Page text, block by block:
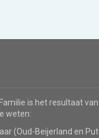
is het resultaat
weten:
(Oud-Beijerland en